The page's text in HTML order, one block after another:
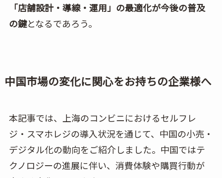
「店舗設計・導線・運用」の最適化が今後の普及
の鍵となるであろう。
中国市場の変化に関心をお持ちの企業様へ
本記事では、上海のコンビニにおけるセルフレ
ジ・スマホレジの導入状況を通じて、中国の小売・
デジタル化の動向をご紹介しました。中国ではテ
クノロジーの進展に伴い、消費体験や購買行動が